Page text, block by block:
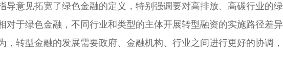
导意见拓宽了绿色金融的定义，特别强调要对高排放、高碳行业的
对于绿色金融，不同行业和类型的主体开展转型融资的实施路径差
，转型金融的发展需要政府、金融机构、行业之间进行更好的协调